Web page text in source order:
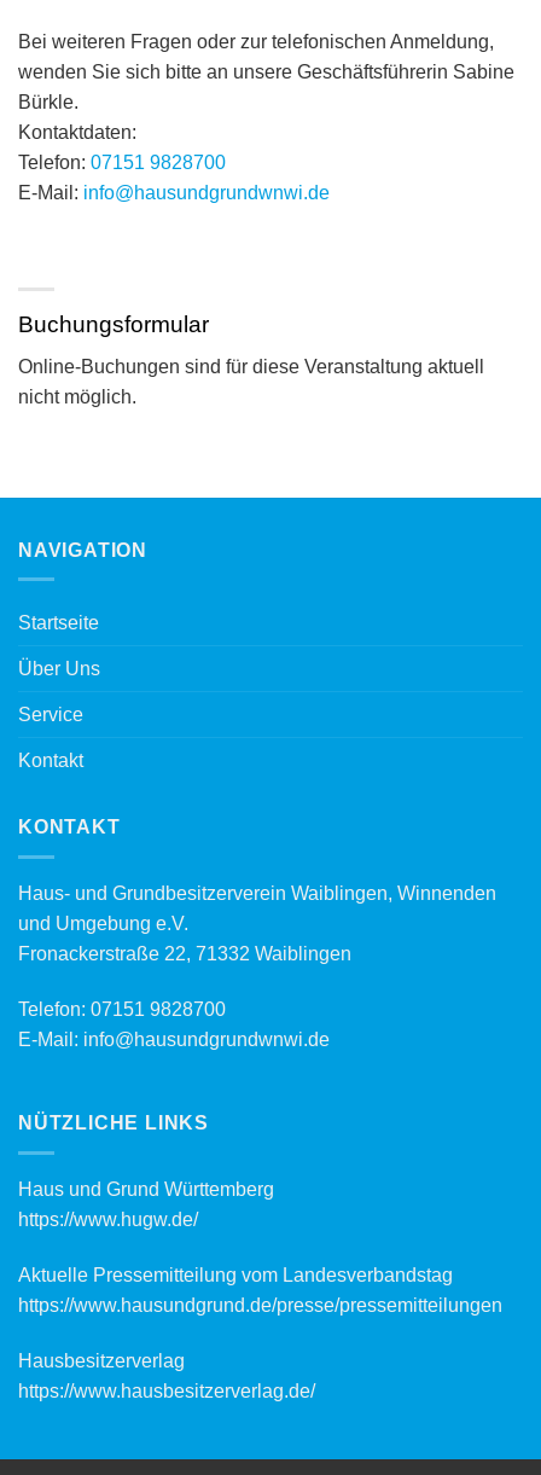
Bei weiteren Fragen oder zur telefonischen Anmeldung,
wenden Sie sich bitte an unsere Geschäftsführerin Sabine
Bürkle.
Kontaktdaten:
Telefon: 07151 9828700
E-Mail: info@hausundgrundwnwi.de
Buchungsformular
Online-Buchungen sind für diese Veranstaltung aktuell
nicht möglich.
NAVIGATION
Startseite
Über Uns
Service
Kontakt
KONTAKT
Haus- und Grundbesitzerverein Waiblingen, Winnenden
und Umgebung e.V.
Fronackerstraße 22, 71332 Waiblingen
Telefon: 07151 9828700
E-Mail: info@hausundgrundwnwi.de
NÜTZLICHE LINKS
Haus und Grund Württemberg
https://www.hugw.de/
Aktuelle Pressemitteilung vom Landesverbandstag
https://www.hausundgrund.de/presse/pressemitteilungen
Hausbesitzerverlag
https://www.hausbesitzerverlag.de/